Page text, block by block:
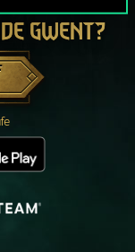
GWENT?